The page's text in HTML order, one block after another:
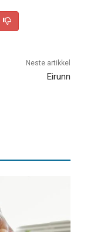
Neste artikkel
Eirunn